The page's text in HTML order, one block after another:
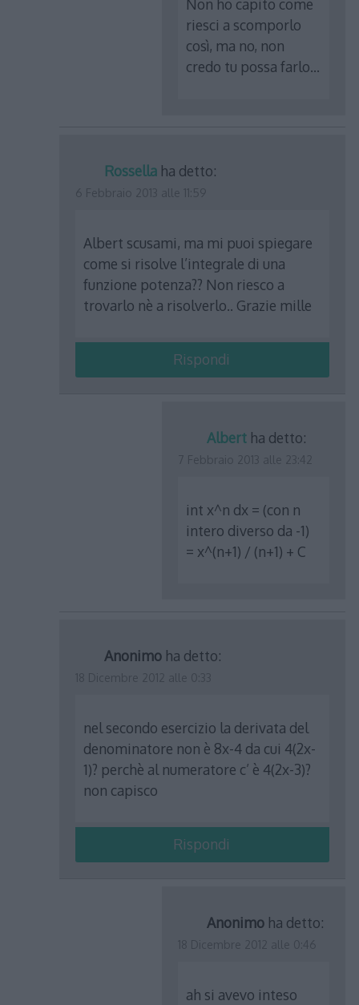
Non ho capito come
riesci a scomporlo
così, ma no, non
credo tu possa farlo…
Rossella ha detto:
Albert scusami, ma mi puoi spiegare
come si risolve l’integrale di una
funzione potenza?? Non riesco a
trovarlo nè a risolverlo.. Grazie mille
Rispondi
Albert ha detto:
int x^n dx = (con n
intero diverso da -1)
= x^(n+1) / (n+1) + C
Anonimo ha detto:
nel secondo esercizio la derivata del
denominatore non è 8x-4 da cui 4(2x-
1)? perchè al numeratore c’ è 4(2x-3)?
non capisco
Rispondi
Anonimo ha detto:
ah si avevo inteso